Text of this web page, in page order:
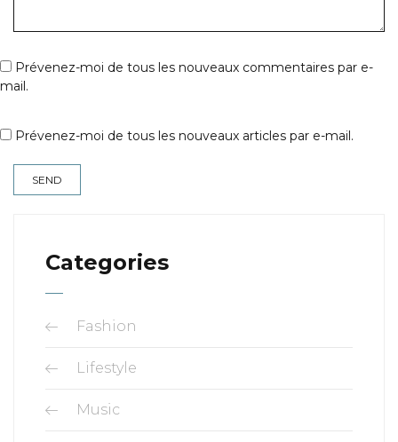
Prévenez-moi de tous les nouveaux commentaires par e-
mail.
Prévenez-moi de tous les nouveaux articles par e-mail.
Categories
Fashion
Lifestyle
Music